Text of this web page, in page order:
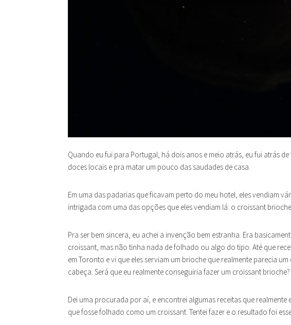
Quando eu fui para Portugal, há dois anos e meio atrás, eu fui atrás
doces locais e pra matar um pouco das saudades de casa.
Em uma das padarias que ficavam perto do meu hotel, eles vendiam
intrigada com uma das opções que eles vendiam lá: o croissant brioche.
Pra ser bem sincera, eu achei a invenção bem estranha. Era
croissant, mas não tinha nada de folhado ou algo do tipo. Até que
em Toronto e vi que eles serviam um brioche que realmente parecia
cabeça. Será que eu realmente conseguiria fazer um croissant brioche?
Dei uma procurada por aí, e encontrei algumas receitas que
que fosse folhado como um croissant. Tentei fazer e o resultado foi